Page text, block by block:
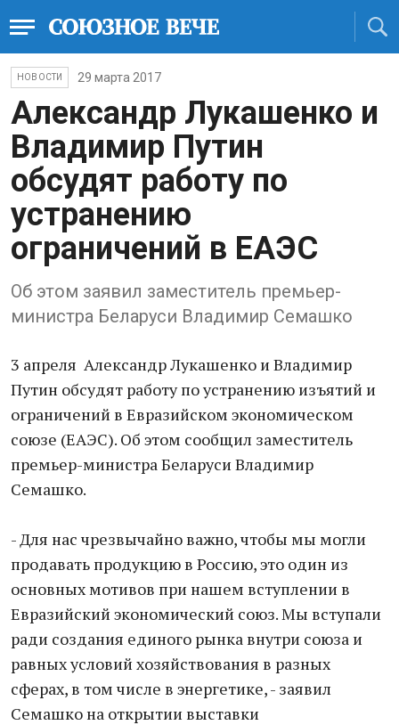
НОВОСТИ 29 марта 2017
Александр Лукашенко и
Владимир Путин
обсудят работу по
устранению
ограничений в ЕАЭС
Об этом заявил заместитель премьер-
министра Беларуси Владимир Семашко
3 апреля Александр Лукашенко и Владимир
Путин обсудят работу по устранению изъятий и
ограничений в Евразийском экономическом
союзе (ЕАЭС). Об этом сообщил заместитель
премьер-министра Беларуси Владимир
Семашко.
- Для нас чрезвычайно важно, чтобы мы могли
продавать продукцию в Россию, это один из
основных мотивов при нашем вступлении в
Евразийский экономический союз. Мы вступали
ради создания единого рынка внутри союза и
равных условий хозяйствования в разных
сферах, в том числе в энергетике, - заявил
Семашко на открытии выставки